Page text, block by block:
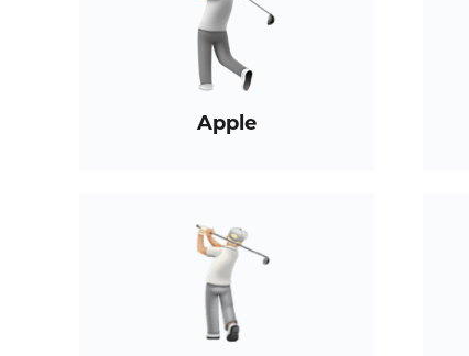
Apple